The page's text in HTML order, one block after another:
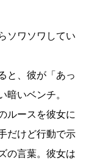
ソワソワしてい
と、彼が 「あっ
暗いベンチ。
ルースを彼女に
だけど行動で示
の言葉。彼女は